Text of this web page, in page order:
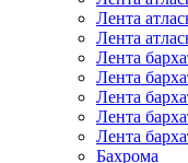
Лента
Лента
Лента
Лента
Лента
Лента
Лента
Бахрома